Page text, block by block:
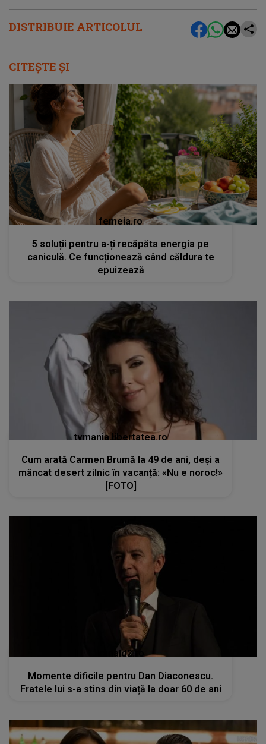
DISTRIBUIE ARTICOLUL
CITEȘTE ȘI
femeia.ro
5 soluții pentru a-ți recăpăta energia pe
caniculă. Ce funcționează când căldura te
epuizează
tvmania.libertatea.ro
Cum arată Carmen Brumă la 49 de ani, deși a
mâncat desert zilnic în vacanță: «Nu e noroc!»
[FOTO]
kanald2.ro
Momente dificile pentru Dan Diaconescu.
Fratele lui s-a stins din viață la doar 60 de ani